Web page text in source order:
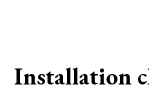
Installation